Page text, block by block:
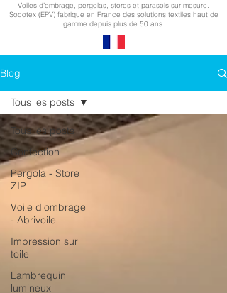
Voiles d’ombrage, pergolas, stores et parasols sur mesure.
Socotex (EPV) fabrique en France des solutions textiles haut de
gamme depuis plus de 50 ans.
Blog
Tous les posts
Confection
Pergola - Store
ZIP
Voile d'ombrage
- Abrivoile
Impression sur
toile
Lambrequin
lumineux
Tous les posts